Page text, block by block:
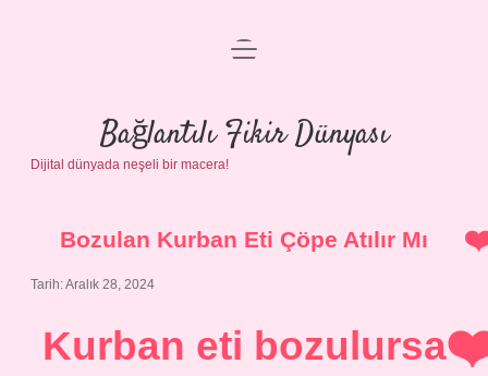
Anasayfa
Gizlilik Politikası
Yasal Uyarı
menüyü
Bağlantılı Fikir Dünyası
Dijital dünyada neşeli bir macera!
Bozulan Kurban Eti Çöpe Atılır Mı
Tarih: Aralık 28, 2024
Kurban eti bozulursa